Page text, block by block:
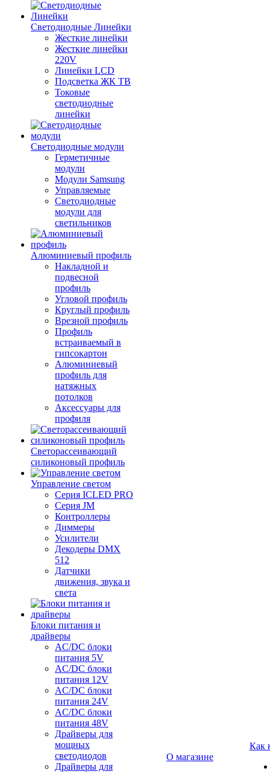
Светодиодные Линейки
Жесткие линейки
Жесткие линейки
220V
Линейки LCD
Подсветка ЖК ТВ
Токовые
светодиодные
линейки
Светодиодные модули
Герметичные
модули
Модули Samsung
Управляемые
Светодиодные
модули для
светильников
Алюминиевый профиль
Накладной и
подвесной
профиль
Угловой профиль
Круглый профиль
Врезной профиль
Профиль
встраиваемый в
гипсокартон
Алюминиевый
профиль для
натяжных
потолков
Аксессуары для
профиля
Светорассеивающий
силиконовый профиль
Управление светом
Серия ICLED PRO
Серия JM
Контроллеры
Диммеры
Усилители
Декодеры DMX
512
Датчики
движения, звука и
света
Блоки питания и
драйверы
AC/DC блоки
питания 5V
AC/DC блоки
питания 12V
AC/DC блоки
питания 24V
AC/DC блоки
питания 48V
Драйверы для
мощных
светодиодов
Драйверы для
О магазине
Как